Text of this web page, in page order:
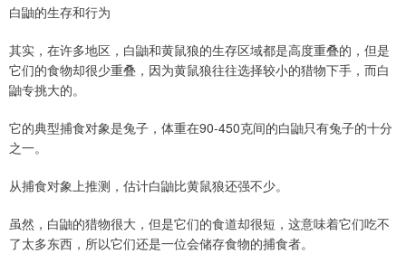
白鼬的生存和行为
其实，在许多地区，白鼬和黄鼠狼的生存区域都是高度重叠的，但是
它们的食物却很少重叠，因为黄鼠狼往往选择较小的猎物下手，而白
鼬专挑大的。
它的典型捕食对象是兔子，体重在90-450克间的白鼬只有兔子的十分
之一。
从捕食对象上推测，估计白鼬比黄鼠狼还强不少。
​虽然，白鼬的猎物很大，但是它们的食道却很短，这意味着它们吃不
了太多东西，所以它们还是一位会储存食物的捕食者。